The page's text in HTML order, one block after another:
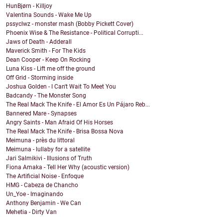
HunBjørn - Killjoy
Valentina Sounds - Wake Me Up
pssyclwz - monster mash (Bobby Pickett Cover)
Phoenix Wise & The Resistance - Political Corrupti...
Jaws of Death - Adderall
Maverick Smith - For The Kids
Dean Cooper - Keep On Rocking
Luna Kiss - Lift me off the ground
Off Grid - Storming inside
Joshua Golden - I Can't Wait To Meet You
Badcandy - The Monster Song
The Real Mack The Knife - El Amor Es Un Pájaro Reb...
Bannered Mare - Synapses
Angry Saints - Man Afraid Of His Horses
The Real Mack The Knife - Brisa Bossa Nova
Meimuna - près du littoral
Meimuna - lullaby for a satellite
Jari Salmikivi - Illusions of Truth
Fiona Amaka - Tell Her Why (acoustic version)
The Artificial Noise - Enfoque
HMG - Cabeza de Chancho
Un_Yoe - Imaginando
Anthony Benjamin - We Can
Mehetia - Dirty Van